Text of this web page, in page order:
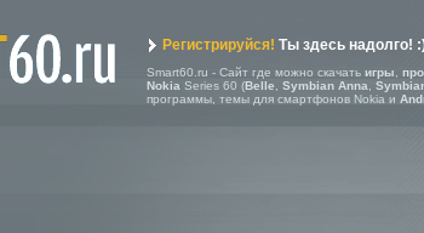
Регистрируйся! Ты здесь надолго!
Smart60.ru - Сайт где можно скачать игры
Nokia Series 60 (Belle Symbian Anna
программы, темы для смартфонов Nokia и